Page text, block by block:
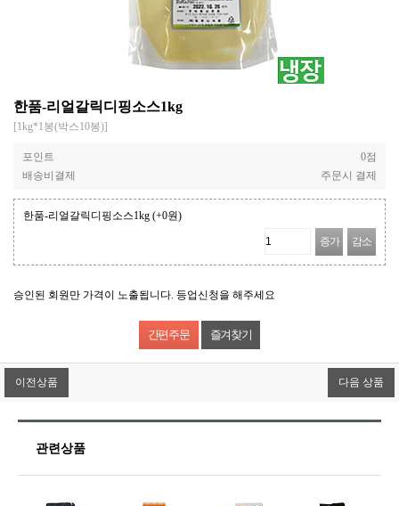
한품-리얼갈릭디핑소스1kg
[1kg*1봉(박스10봉)]
포인트
0점
배송비결제
주문시 결제
한품-리얼갈릭디핑소스1kg (+0원)
증가 감소
승인된 회원만 가격이 노출됩니다. 등업신청을 해주세요
즐겨찾기
이전상품 다음 상품
관련상품